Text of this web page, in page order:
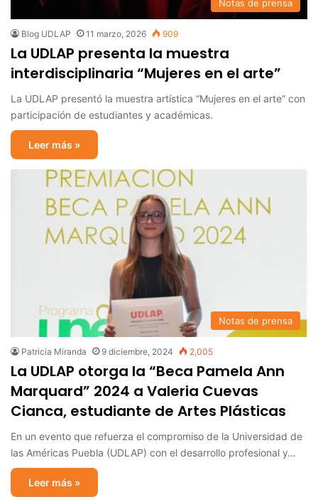
Notas de prensa
Blog UDLAP 11 marzo, 2026 909
La UDLAP presenta la muestra
interdisciplinaria “Mujeres en el arte”
La UDLAP presentó la muestra artística “Mujeres en el arte” con
participación de estudiantes y académicas.
Leer más »
Notas de prensa
Patricia Miranda 9 diciembre, 2024 2,005
La UDLAP otorga la “Beca Pamela Ann
Marquard” 2024 a Valeria Cuevas
Cianca, estudiante de Artes Plásticas
En un evento que refuerza el compromiso de la Universidad de
las Américas Puebla (UDLAP) con el desarrollo profesional y…
Leer más »